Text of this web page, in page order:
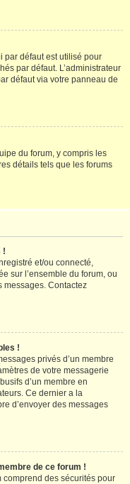
par défaut est utilisé pour
par défaut. L’administrateur
défaut via votre panneau de
du forum, y compris les
détails tels que les forums
!
et/ou connecté,
sur l’ensemble du forum, ou
messages. Contactez
!
privés d’un membre
de votre messagerie
d’un membre en
Ce dernier a la
d’envoyer des messages
de ce forum !
des sécurités pour